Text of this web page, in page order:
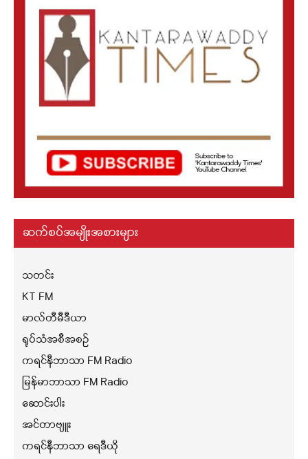
ဆက်စပ်အမျိုးအစားများ
သတင်း
KT FM
မာလ်တီမီဒီယာ
ရုပ်သံအစီအစဉ်
ကရင်နီဘာသာ FM Radio
မြန်မာဘာသာ FM Radio
ဆောင်းပါး
အင်တာဗျူး
ကရင်နီဘာသာ ရေဒီယို